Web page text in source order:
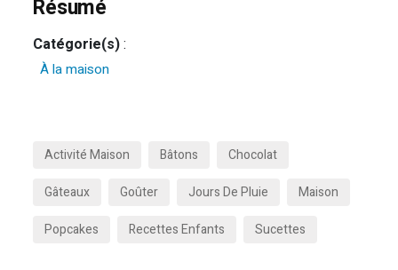
Résumé
Catégorie(s):
À la maison
Activité Maison Bâtons
Chocolat
Gâteaux
Goûter Jours De Pluie
Maison
Popcakes
Recettes Enfants Sucettes